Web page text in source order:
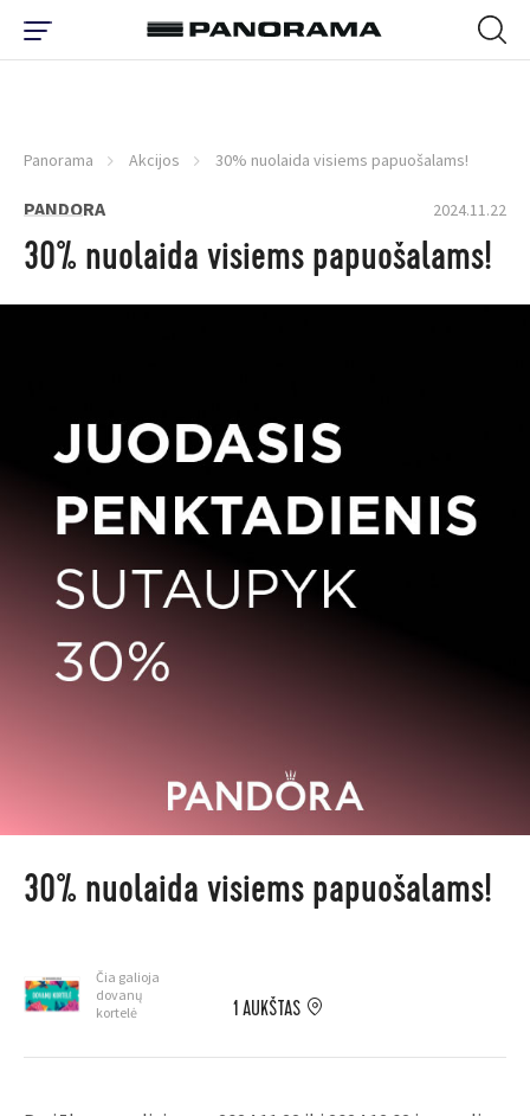
Panorama Akcijos 30% nuolaida visiems papuošalams!
PANDORA 2024.11.22
30% nuolaida visiems papuošalams!
30% nuolaida visiems papuošalams!
Čia galioja
dovanų
kortelė
1 AUKŠTAS